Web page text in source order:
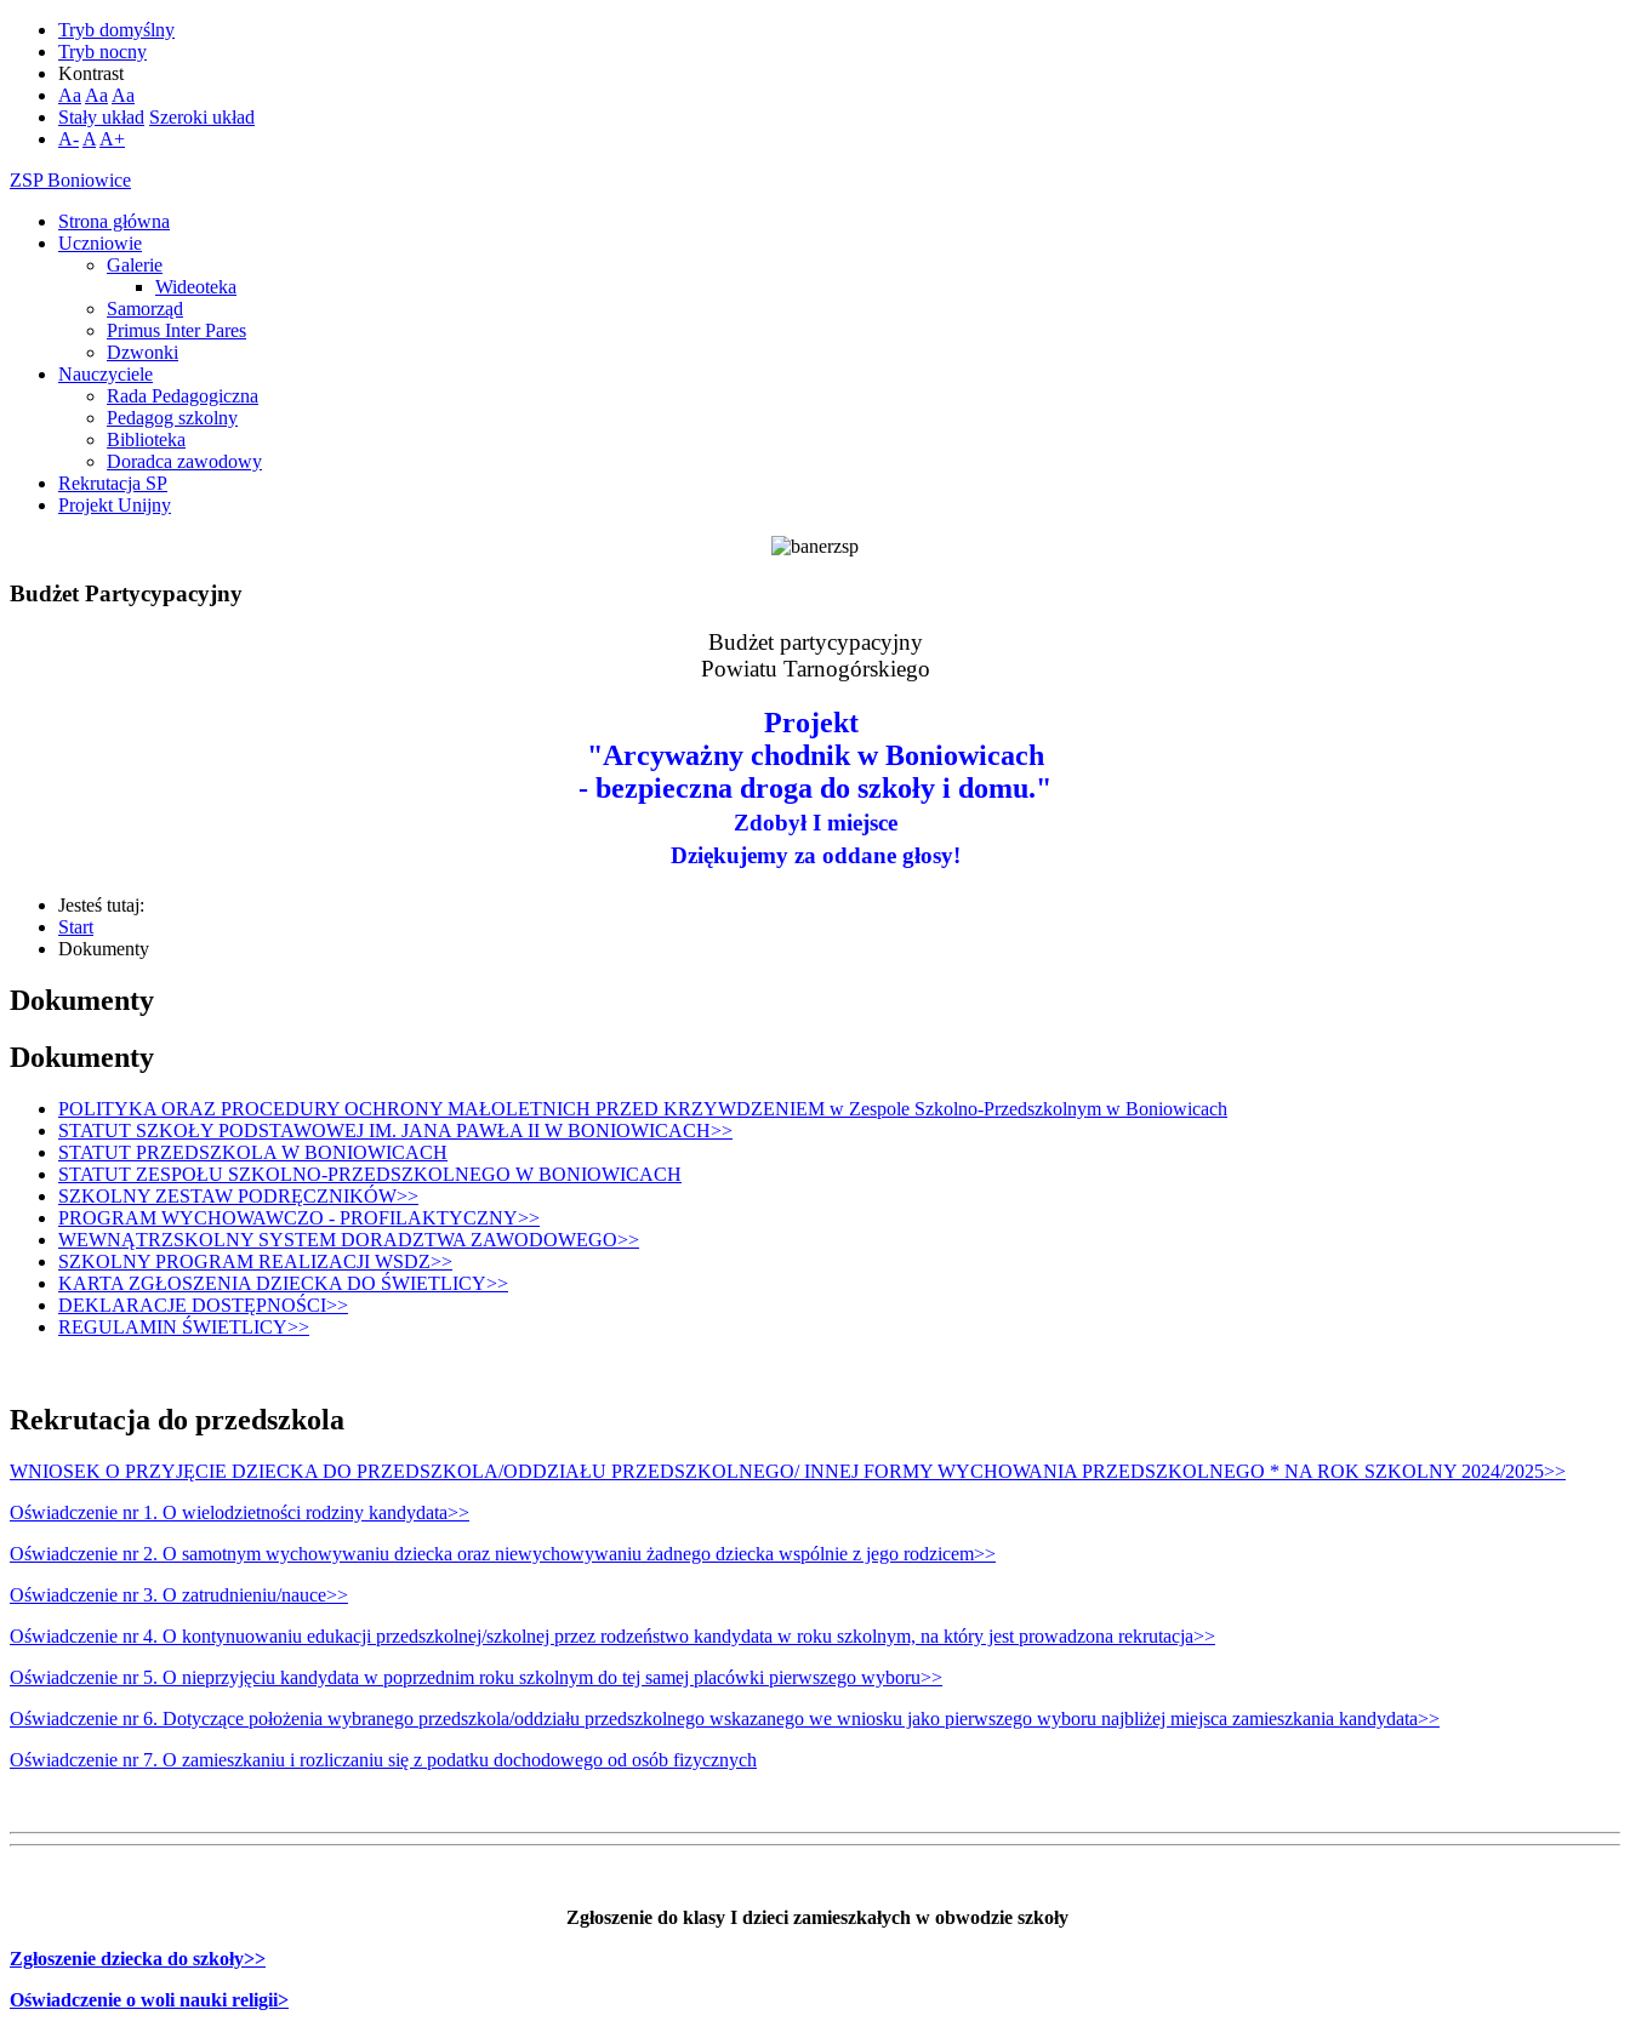
Tryb domyślny
Tryb nocny
Kontrast
Aa Aa Aa
Stały układ Szeroki układ
A- A A+
ZSP Boniowice
Strona główna
Uczniowie
Galerie
Wideoteka
Samorząd
Primus Inter Pares
Dzwonki
Nauczyciele
Rada Pedagogiczna
Pedagog szkolny
Biblioteka
Doradca zawodowy
Rekrutacja SP
Projekt Unijny
Budżet Partycypacyjny
Budżet partycypacyjny
Powiatu Tarnogórskiego
Projekt
"Arcyważny chodnik w Boniowicach
- bezpieczna droga do szkoły i domu."
Zdobył I miejsce
Dziękujemy za oddane głosy!
Jesteś tutaj:
Start
Dokumenty
Dokumenty
Dokumenty
POLITYKA ORAZ PROCEDURY OCHRONY MAŁOLETNICH PRZED KRZYWDZENIEM w Zespole Szkolno-Przedszkolnym w Boniowicach
STATUT SZKOŁY PODSTAWOWEJ IM. JANA PAWŁA II W BONIOWICACH>>
STATUT PRZEDSZKOLA W BONIOWICACH
STATUT ZESPOŁU SZKOLNO-PRZEDSZKOLNEGO W BONIOWICACH
SZKOLNY ZESTAW PODRĘCZNIKÓW>>
PROGRAM WYCHOWAWCZO - PROFILAKTYCZNY>>
WEWNĄTRZSKOLNY SYSTEM DORADZTWA ZAWODOWEGO>>
SZKOLNY PROGRAM REALIZACJI WSDZ>>
KARTA ZGŁOSZENIA DZIECKA DO ŚWIETLICY>>
DEKLARACJE DOSTĘPNOŚCI>>
REGULAMIN ŚWIETLICY>>
Rekrutacja do przedszkola
WNIOSEK O PRZYJĘCIE DZIECKA DO PRZEDSZKOLA/ODDZIAŁU PRZEDSZKOLNEGO/ INNEJ FORMY WYCHOWANIA PRZEDSZKOLNEGO * NA ROK SZKOLNY 2024/2025>>
Oświadczenie nr 1. O wielodzietności rodziny kandydata>>
Oświadczenie nr 2. O samotnym wychowywaniu dziecka oraz niewychowywaniu żadnego dziecka wspólnie z jego rodzicem>>
Oświadczenie nr 3. O zatrudnieniu/nauce>>
Oświadczenie nr 4. O kontynuowaniu edukacji przedszkolnej/szkolnej przez rodzeństwo kandydata w roku szkolnym, na który jest prowadzona rekrutacja>>
Oświadczenie nr 5. O nieprzyjęciu kandydata w poprzednim roku szkolnym do tej samej placówki pierwszego wyboru>>
Oświadczenie nr 6. Dotyczące położenia wybranego przedszkola/oddziału przedszkolnego wskazanego we wniosku jako pierwszego wyboru najbliżej miejsca zamieszkania kandydata>>
Oświadczenie nr 7. O zamieszkaniu i rozliczaniu się z podatku dochodowego od osób fizycznych
Zgłoszenie do klasy I dzieci zamieszkałych w obwodzie szkoły
Zgłoszenie dziecka do szkoły>>
Oświadczenie o woli nauki religii>